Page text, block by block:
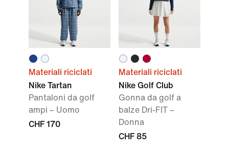
Materiali riciclati
Nike Tartan
Pantaloni da golf
ampi – Uomo
CHF 170
Materiali riciclati
Nike Golf Club
Gonna da golf a
balze Dri-FIT –
Donna
CHF 85